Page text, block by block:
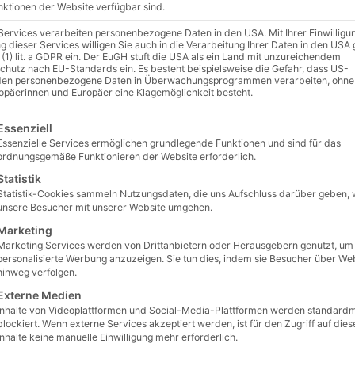
In die Wunschliste
der Website verfügbar sind.
verarbeiten personenbezogene Daten in den USA. Mit Ihrer
dieser Services willigen Sie auch in die Verarbeitung Ihrer Daten in den USA
lit. a GDPR ein. Der EuGH stuft die USA als ein Land mit unzureichendem
nach EU-Standards ein. Es besteht beispielsweise die Gefahr, dass US-
personenbezogene Daten in Überwachungsprogrammen verarbeiten,
und Europäer eine Klagemöglichkeit besteht.
eine Liste der Service-Gruppen, für die eine
Services ermöglichen grundlegende Funktionen und sind für das
Funktionieren der Website erforderlich.
Cookies sammeln Nutzungsdaten, die uns Aufschluss darüber geben,
Besucher mit unserer Website umgehen.
Services werden von Drittanbietern oder Herausgebern genutzt, um
Werbung anzuzeigen. Sie tun dies, indem sie Besucher über
verfolgen.
Medien
von Videoplattformen und Social-Media-Plattformen werden
Wenn externe Services akzeptiert werden, ist für den Zugriff auf
keine manuelle Einwilligung mehr erforderlich.